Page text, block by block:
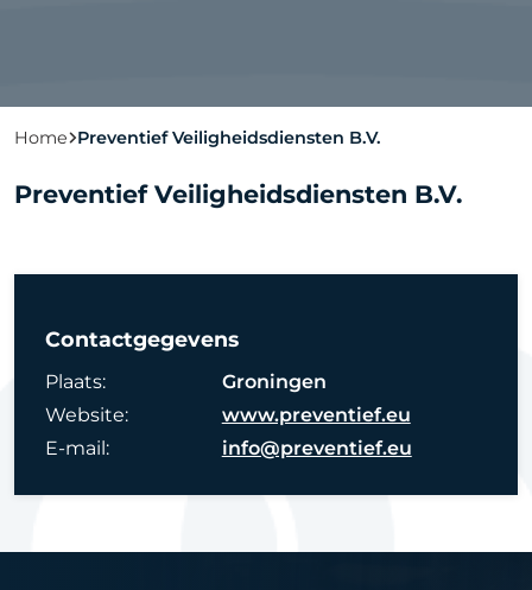
Home Preventief Veiligheidsdiensten B.V.
Preventief Veiligheidsdiensten B.V.
Contactgegevens
Plaats:
Groningen
Website:
www.preventief.eu
E-mail:
info@preventief.eu